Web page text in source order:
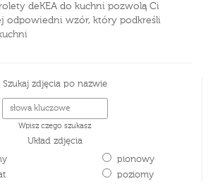
deKEA do kuchni pozwolą Ci
odpowiedni wzór, który podkreśli
Szukaj zdjęcia po nazwie
Wpisz czego szukasz
Układ zdjęcia
pionowy
poziomy